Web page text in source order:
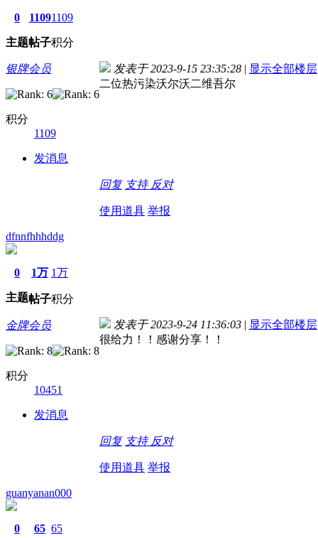
0
主题
1109
帖子
1109
积分
银牌会员
积分
1109
发消息
发表于 2023-9-15 23:35:28 | 显示全部楼层
二位热污染沃尔沃二维吾尔
回复 支持 反对
使用道具 举报
dfnnfhhhddg
0
主题
1万
帖子
1万
积分
金牌会员
积分
10451
发消息
发表于 2023-9-24 11:36:03 | 显示全部楼层
很给力！！感谢分享！！
回复 支持 反对
使用道具 举报
guanyanan000
0 65 65